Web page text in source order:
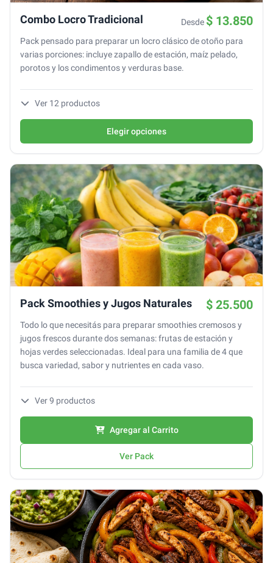
Combo Locro Tradicional Desde $ 13.850
Pack pensado para preparar un locro clásico de otoño para
varias porciones: incluye zapallo de estación, maíz pelado,
porotos y los condimentos y verduras base.
Ver 12 productos
Elegir opciones
Pack Smoothies y Jugos Naturales $ 25.500
Todo lo que necesitás para preparar smoothies cremosos y
jugos frescos durante dos semanas: frutas de estación y
hojas verdes seleccionadas. Ideal para una familia de 4 que
busca variedad, sabor y nutrientes en cada vaso.
Ver9 productos
Agregar al Carrito
Ver Pack